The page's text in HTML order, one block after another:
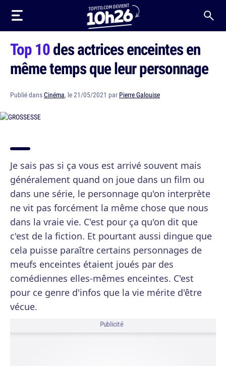
Top 10des actrices enceintes en
même temps que leur personnage
Publié dansCinéma, le 21/05/2021 par Pierre Galouise
Je sais pas si ça vous est arrivé souvent mais
généralement quand on joue dans un film ou
dans une série, le personnage qu'on interprète
ne vit pas forcément la même chose que nous
dans la vraie vie. C'est pour ça qu'on dit que
c'est de la fiction. Et pourtant aussi dingue que
cela puisse paraître certains personnages de
meufs enceintes étaient joués par des
comédiennes elles-mêmes enceintes. C'est
pour ce genre d'infos que la vie mérite d'être
vécue.
Publicité